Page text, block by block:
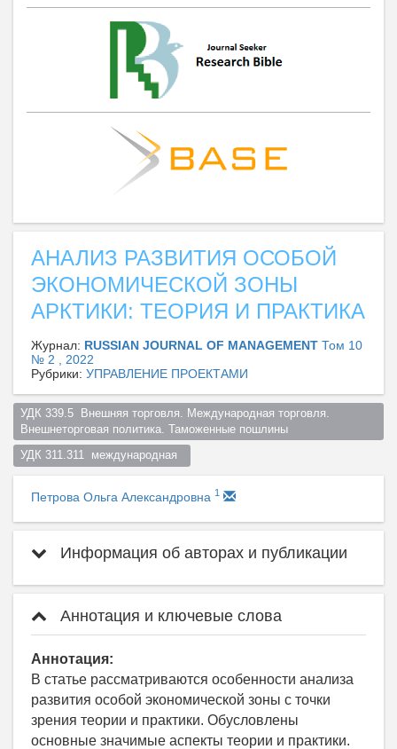
АНАЛИЗ РАЗВИТИЯ ОСОБОЙ
ЭКОНОМИЧЕСКОЙ ЗОНЫ
АРКТИКИ: ТЕОРИЯ И ПРАКТИКА
Журнал: RUSSIAN JOURNAL OF MANAGEMENT Том 10
№ 2 , 2022
Рубрики: УПРАВЛЕНИЕ ПРОЕКТАМИ
УДК 339.5  Внешняя торговля. Международная торговля.
Внешнеторговая политика. Таможенные пошлины
УДК 311.311  международная
Петрова Ольга Александровна 1
Информация об авторах и публикации
Аннотация и ключевые слова
Аннотация:
В статье рассматриваются особенности анализа
развития особой экономической зоны с точки
зрения теории и практики. Обусловлены
основные значимые аспекты теории и практики.